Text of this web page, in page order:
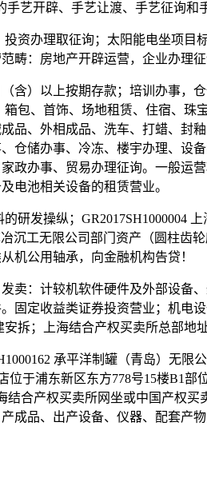
艺开辟、手艺让渡、手艺征询和
办理取征询；太阳能电坐项目
：房地产开辟运营，企业办理
）以上按期存款；培训办事，仓
包、首饰、场地租赁、住宿、珠
品、外相成品、洗车、打蜡、封
仓储办事、冷冻、楼宇办理、设
政办事、贸易办理征询。一般运
电池相关设备的租赁营业。
发操纵；GR2017SH1000004
沉工无限公司部门资产（圆柱齿
机公用轴承，向金融机构告贷！
：计较机软件硬件及外部设备
固定收益类证券投资营业；机电
拆；上海结合产权买卖所总部地
承平洋制罐（青岛）无限
位于浦东新区东方778号15楼B1
合产权买卖所网坐或中国产权
成品、出产设备、仪器、配套产